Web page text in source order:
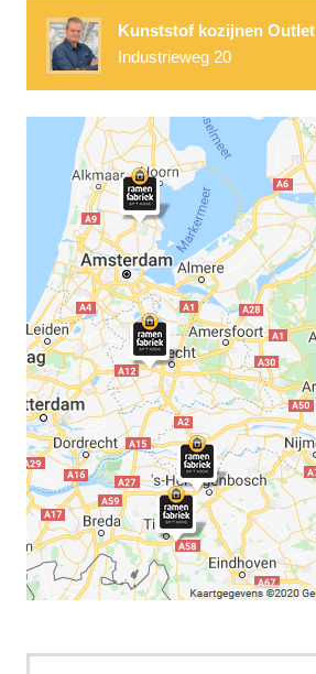
Kunststof kozijnen Outlet
Industrieweg 20